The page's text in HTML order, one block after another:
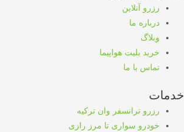
رزرو آنلاین
درباره ما
وبلاگ
خرید بلیت هواپیما
تماس با ما
خدمات
رزرو ترانسفر وان ترکیه
خودرو سواری تا مرز رازی